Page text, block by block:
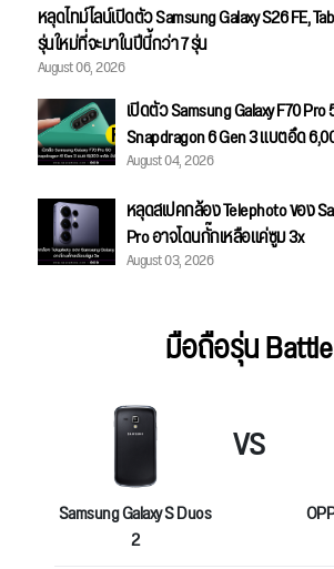
หลุดไทม์ไลน์เปิดตัว Samsung Galaxy S26 FE,
รุ่นใหม่ที่จะมาในปีนี้กว่า 7 รุ่น
August 06, 2026
เปิดตัว Samsung Galaxy F70
Snapdragon 6 Gen 3 แบตอึด
ยาว 6 ปี
August 04, 2026
หลุดสเปคกล้อง Telephoto ของ
Pro อาจโดนกั๊กเหลือแค่ซูม 3x
August 03, 2026
มือถือรุ่น Battle
Samsung Galaxy S Duos
2
VS